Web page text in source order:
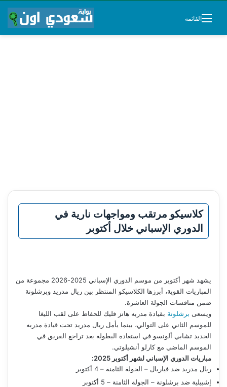
القائمة
كلاسيكو مرتقب ومواجهات نارية في
الدوري الإسباني خلال أكتوبر
يشهد شهر أكتوبر من موسم الدوري الإسباني 2025-2026 مجموعة من
المباريات القوية، أبرزها الكلاسيكو المنتظر بين ريال مدريد وبرشلونة
ضمن منافسات الجولة العاشرة.
ويسعى برشلونة بقيادة مدربه هانز فليك للحفاظ على لقب الليغا
للموسم الثاني على التوالي، بينما يأمل ريال مدريد تحت قيادة مدربه
الجديد تشابي ألونسو في استعادة البطولة بعد تراجع الفريق في
الموسم الماضي مع كارلو أنشيلوتي.
مباريات الدوري الإسباني لشهر أكتوبر 2025:
ريال مدريد ضد فياريال – الجولة الثامنة – 4 أكتوبر
إشبيلية ضد برشلونة – الجولة الثامنة – 5 أكتوبر